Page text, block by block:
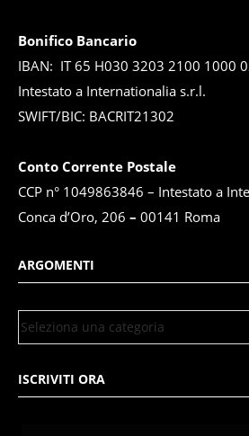
Bonifico Bancario
IBAN: IT 65 H030 3203 2100 1000
Intestato a Internationalia s.r.l.
SWIFT/BIC: BACRIT21302
Conto Corrente Postale
CCP n° 1049863846 – Intestato a
Conca d’Oro, 206 – 00141 Roma
ARGOMENTI
ISCRIVITI ORA